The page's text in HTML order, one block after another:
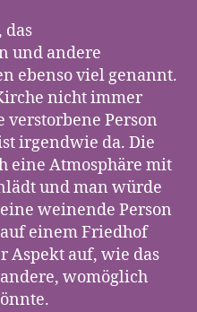
das
und andere
ebenso viel genannt.
nicht immer
Person
irgendwie da. Die
eine Atmosphäre mit
und man würde
weinende Person
einem Friedhof
Aspekt auf, wie das
womöglich